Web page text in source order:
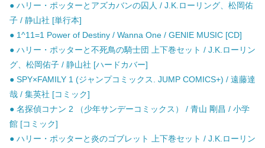
● ハリー・ポッターとアズカバンの囚人 / J.K.ローリング、松岡佑
子 / 静山社 [単行本]
● 1^11=1 Power of Destiny / Wanna One / GENIE MUSIC [CD]
● ハリー・ポッターと不死鳥の騎士団 上下巻セット / J.K.ローリン
グ、松岡佑子 / 静山社 [ハードカバー]
● SPY×FAMILY 1 (ジャンプコミックス. JUMP COMICS+) / 遠藤達
哉 / 集英社 [コミック]
● 名探偵コナン 2 （少年サンデーコミックス） / 青山 剛昌 / 小学
館 [コミック]
● ハリー・ポッターと炎のゴブレット 上下巻セット / J.K.ローリン